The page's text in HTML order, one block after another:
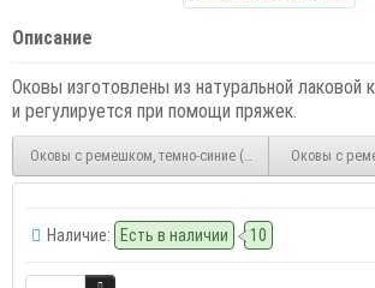
Описание
Оковы изготовлены из натуральной лаковой
и регулируется при помощи пряжек.
Оковы с ремешком, темно-синие (Ликвидация)
Оковы с
Наличие: Есть в наличии 10